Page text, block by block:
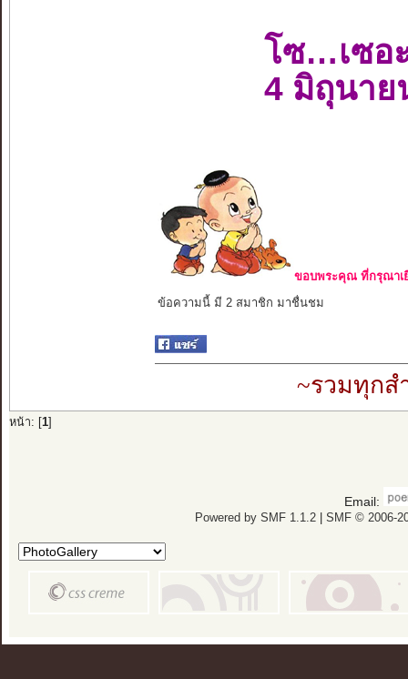
โซ…เซอ
4 มิถุนาย
ขอบพระคุณ ที่กรุณาเ
ข้อความนี้ มี 2 สมาชิก มาชื่นชม
~รวมทุกส
หน้า: [ 1]
Email:
Powered by SMF 1.1.2| SMF © 2006-